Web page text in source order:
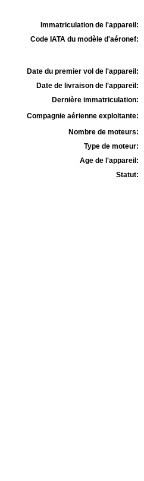
Immatriculation de l'appareil:
Code IATA du modèle d'aéronef:
Date du premier vol de l'appareil:
Date de livraison de l'appareil:
Dernière immatriculation:
Compagnie aérienne exploitante:
Nombre de moteurs:
Type de moteur:
Age de l'appareil:
Statut: